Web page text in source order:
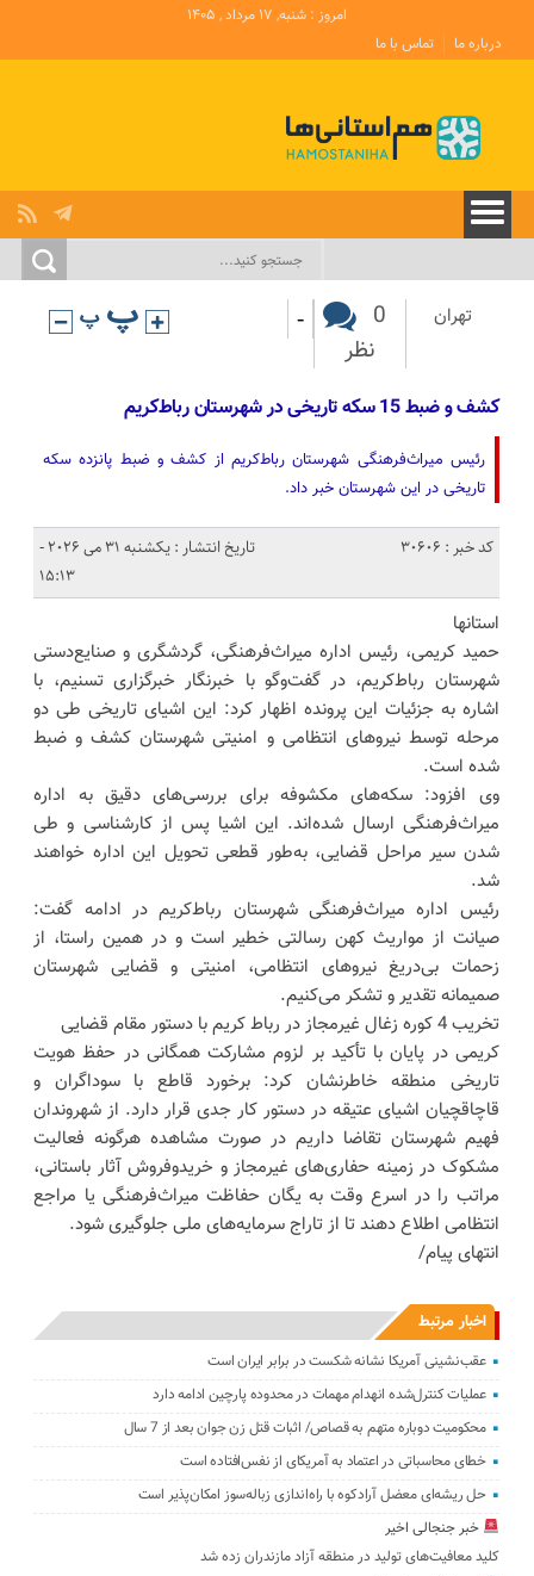
امروز : شنبه, ۱۷ مرداد , ۱۴۰۵
درباره ما
تماس با ما
تهران
0
نظر
-
کشف و ضبط 15 سکه تاریخی در شهرستان رباط‌کریم
رئیس میراث‌فرهنگی شهرستان رباط‌کریم از کشف و ضبط پانزده سکه
تاریخی در این شهرستان خبر داد.
کد خبر : 30606
تاریخ انتشار : یکشنبه 31 می 2026 -
15:13
استانها
حمید کریمی، رئیس اداره میراث‌فرهنگی، گردشگری و صنایع‌دستی
شهرستان رباط‌کریم، در گفت‌وگو با خبرنگار خبرگزاری تسنیم، با
اشاره به جزئیات این پرونده اظهار کرد: این اشیای تاریخی طی دو
مرحله توسط نیروهای انتظامی و امنیتی شهرستان کشف و ضبط
شده است.
وی افزود: سکه‌های مکشوفه برای بررسی‌های دقیق به اداره
میراث‌فرهنگی ارسال شده‌اند. این اشیا پس از کارشناسی و طی
شدن سیر مراحل قضایی، به‌طور قطعی تحویل این اداره خواهند
شد.
رئیس اداره میراث‌فرهنگی شهرستان رباط‌کریم در ادامه گفت:
صیانت از مواریث کهن رسالتی خطیر است و در همین راستا، از
زحمات بی‌دریغ نیروهای انتظامی، امنیتی و قضایی شهرستان
صمیمانه تقدیر و تشکر می‌کنیم.
تخریب 4 کوره زغال غیرمجاز در رباط کریم با دستور مقام قضایی
کریمی در پایان با تأکید بر لزوم مشارکت همگانی در حفظ هویت
تاریخی منطقه خاطرنشان کرد: برخورد قاطع با سوداگران و
قاچاقچیان اشیای عتیقه در دستور کار جدی قرار دارد. از شهروندان
فهیم شهرستان تقاضا داریم در صورت مشاهده هرگونه فعالیت
مشکوک در زمینه حفاری‌های غیرمجاز و خریدوفروش آثار باستانی،
مراتب را در اسرع وقت به یگان حفاظت میراث‌فرهنگی یا مراجع
انتظامی اطلاع دهند تا از تاراج سرمایه‌های ملی جلوگیری شود.
انتهای پیام/
اخبار مرتبط
عقب‌نشینی آمریکا نشانه شکست در برابر ایران است
عملیات کنترل‌شده انهدام مهمات در محدوده پارچین ادامه دارد
محکومیت دوباره متهم به قصاص/ اثبات قتل زن جوان بعد از 7 سال
خطای محاسباتی در اعتماد به آمریکای از نفس‌افتاده است
حل ریشه‌ای معضل آرادکوه با راه‌اندازی زباله‌سوز امکان‌پذیر است
خبر جنجالی اخیر
کلید معافیت‌های تولید در منطقه آزاد مازندران زده شد